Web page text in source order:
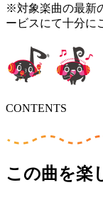
※対象楽曲の最新
ービスにて十分に
CONTENTS
この曲を楽